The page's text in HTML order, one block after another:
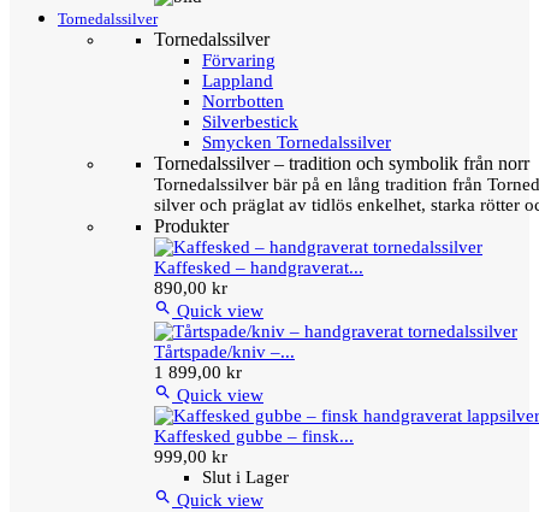
Tornedalssilver
Tornedalssilver
Förvaring
Lappland
Norrbotten
Silverbestick
Smycken Tornedalssilver
Tornedalssilver – tradition och symbolik från norr
Tornedalssilver bär på en lång tradition från
silver och präglat av tidlös enkelhet, starka rötter
Produkter
Kaffesked – handgraverat...
890,00 kr
 Quick view
Tårtspade/kniv –...
1 899,00 kr
 Quick view
Kaffesked gubbe – finsk...
999,00 kr
Slut i Lager
 Quick view